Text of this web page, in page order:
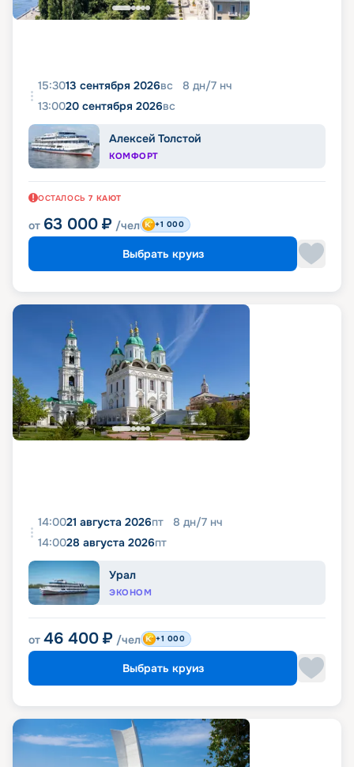
15:3013 сентября 2026вс 8 дн/7 нч
13:0020 сентября 2026вс
Алексей Толстой
КОМФОРТ
ОСТАЛОСЬ 7 КАЮТ
от 63 000 ₽ /чел +1 000
Выбрать круиз
14:0021 августа 2026пт 8 дн/7 нч
14:0028 августа 2026пт
Урал
ЭКОНОМ
от 46 400 ₽ /чел +1 000
Выбрать круиз